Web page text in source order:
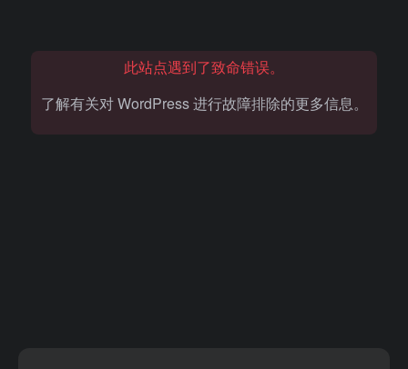
此站点遇到了致命错误。
了解有关对 WordPress 进行故障排除的更多信息。